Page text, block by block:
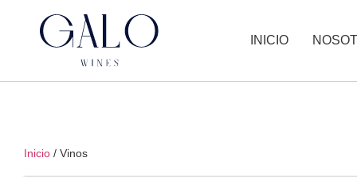
INICIO
Inicio / Vinos